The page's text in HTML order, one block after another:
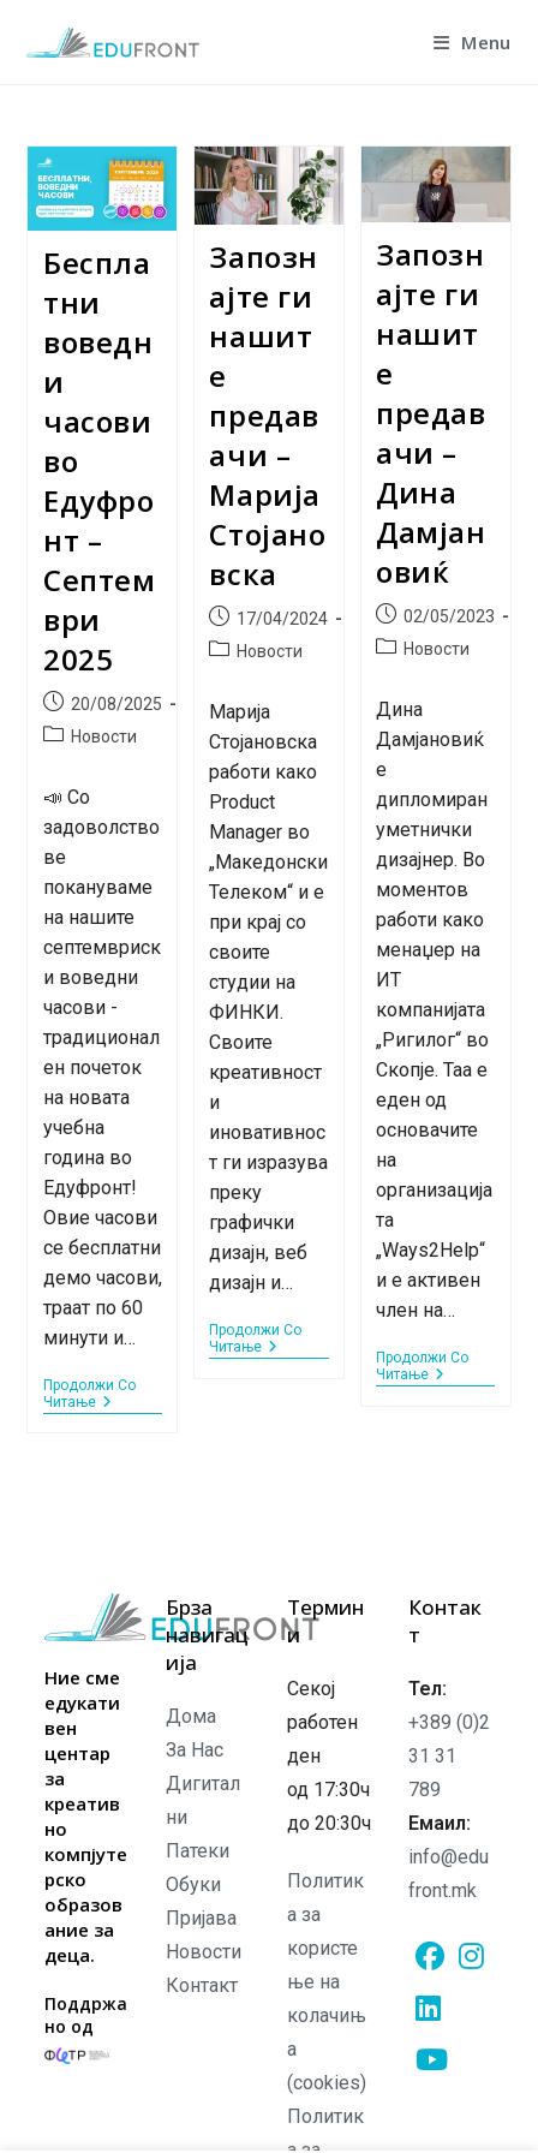
Menu
Беспла
тни
воведн
и
часови
во
Едуфро
нт –
Септем
ври
2025
Post
published:
20/08/2025
PostНовости
📣 Со
задоволство
ве
покануваме
на нашите
септемвриск
и воведни
часови -
традиционал
ен почеток
на новата
учебна
година во
Едуфронт!
Овие часови
се бесплатни
демо часови,
траат по 60
минути и…
Продолжи Со
ЧитањеБесплатни
Запозн
ајте ги
нашит
е
предав
ачи –
Марија
Стојано
вска
Post
published:
17/04/2024
PostНовости
Марија
Стојановска
работи како
Product
Manager во
„Македонски
Телеком“ и е
при крај со
своите
студии на
ФИНКИ.
Своите
креативност
и
иновативнос
т ги изразува
преку
графички
дизајн, веб
дизајн и…
Продолжи Со
ЧитањеЗапознајте
Запозн
ајте ги
нашит
е
предав
ачи –
Дина
Дамјан
овиќ
Post
published:
02/05/2023
PostНовости
Дина
Дамјановиќ
е
дипломиран
уметнички
дизајнер. Во
моментов
работи како
менаџер на
ИТ
компанијата
„Ригилог“ во
Скопје. Таа е
еден од
основачите
на
организација
та
„Ways2Help“
и е активен
член на…
Продолжи Со
ЧитањеЗапознајте
Ние сме
едукати
вен
центар
за
креатив
но
компјуте
рско
образов
ание за
деца.
Поддржа
но од
Брза
навигац
ија
Дома
За Нас
Дигитал
ни
Патеки
Обуки
Пријава
Новости
Контакт
Термин
и
Секој
работен
ден
од 17:30ч
до 20:30ч
Политик
а за
користе
ње на
колачињ
а
(cookies)
Политик
Контак
т
Тел:
+389 (0)2
31 31
789
Емаил:
info@edu
front.mk
Opens
in
aOpens